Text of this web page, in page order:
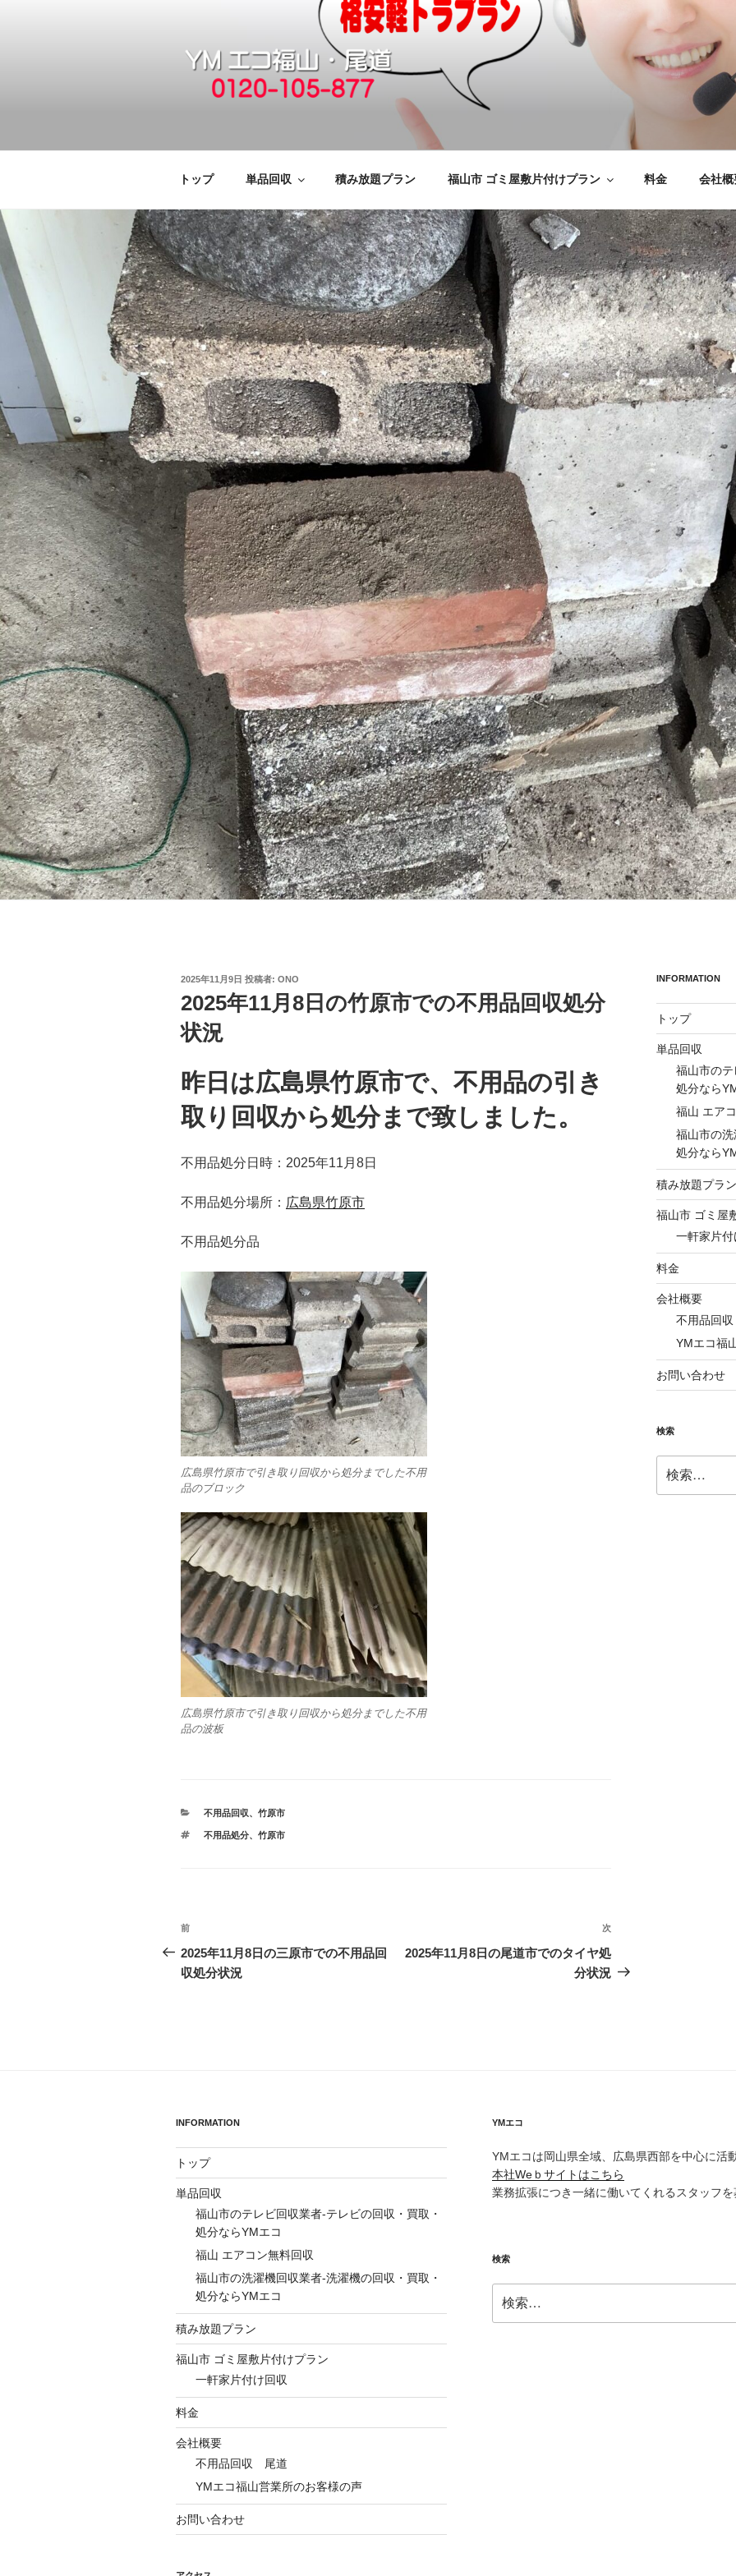
福山市で格安の不用品回収、買取、処分
廃品回収も対応のYMエコ福山営業所へ。
引っ越しゴミ・粗大ゴミの片付けをいたします
トップ 単品回収 積み放題プラン 福山市 ゴミ屋敷片付けプラン 料金 会社概
投
日:
2025年11月9日 投稿者: ONO
2025年11月8日の竹原市での不用品回収処分
状況
昨日は広島県竹原市で、不用品の引き
取り回収から処分まで致しました。
不用品処分日時：2025年11月8日
不用品処分場所： 広島県竹原市
不用品処分品
広島県竹原市で引き取り回収から処分までした不用
品のブロック
広島県竹原市で引き取り回収から処分までした不用
品の波板
カ
ゴ
不用品回収、 竹原市
タ
不用品処分、 竹原市
投
稿
ナ
ョ
ン
前
の
投
前
2025年11月8日の三原市での不用品回
収処分状況
次
投
次
2025年11月8日の尾道市でのタイヤ処
分状況
INFORMATION
トップ
単品回収
福山市の
処分なら
福山 エア
福山市の
処分なら
積み放題プラン
福山市 ゴミ屋
一軒家片付
料金
会社概要
不用品回
YMエコ福
お問い合わせ
検索
索:
INFORMATION
トップ
単品回収
福山市のテレビ回収業者-テレビの回収・買取・
処分ならYMエコ
福山 エアコン無料回収
福山市の洗濯機回収業者-洗濯機の回収・買取・
処分ならYMエコ
積み放題プラン
福山市 ゴミ屋敷片付けプラン
一軒家片付け回収
料金
会社概要
不用品回収 尾道
YMエコ福山営業所のお客様の声
お問い合わせ
YMエコ
YMエコは岡山県全域、広島県西部を中心に活
本社Weｂサイトはこちら
業務拡張につき一緒に働いてくれるスタッフ
検索
索: